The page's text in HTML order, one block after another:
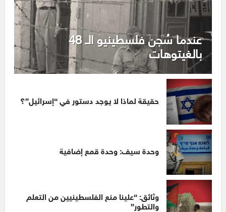
عندما سُجن فلسطينيو الـ 48
بالغيتوهات
حقيقة لماذا لا يوجد دستور في “إسرائيل”؟
وحدة سيف: وحدة قمع إضافية
وثائق: “علينا منع الفلسطينيين من التعلم
والتطور”